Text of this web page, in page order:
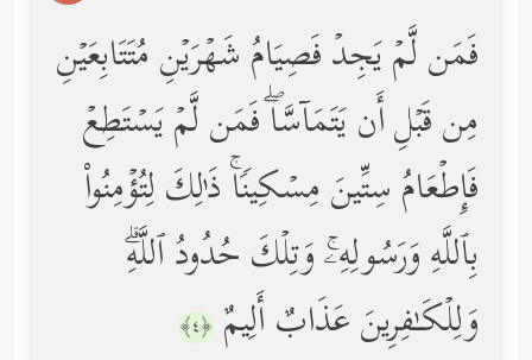
فَمَن لَّمۡ یَجِدۡ فَصِیَامُ شَهۡرَیۡنِ مُتَتَابِعَیۡنِ
مِن قَبۡلِ أَن یَتَمَاۤسَّاۖ فَمَن لَّمۡ یَسۡتَطِعۡ
فَإِطۡعَامُ سِتِّینَ مِسۡكِینࣰاۚ ذَ ٰ⁠لِكَ لِتُؤۡمِنُواْ
بِٱللَّهِ وَرَسُولِهِۦۚ وَتِلۡكَ حُدُودُ ٱللَّهِۗ
وَلِلۡكَـٰفِرِینَ عَذَابٌ أَلِیمٌ ﴿٤﴾